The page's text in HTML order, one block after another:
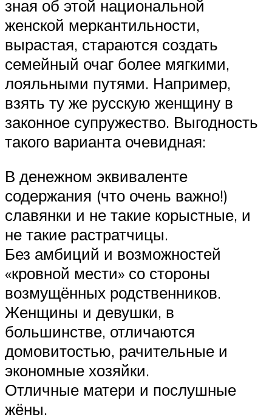
зная об этой национальной
женской меркантильности,
вырастая, стараются создать
семейный очаг более мягкими,
лояльными путями. Например,
взять ту же русскую женщину в
законное супружество. Выгодность
такого варианта очевидная:
В денежном эквиваленте
содержания (что очень важно!)
славянки и не такие корыстные, и
не такие растратчицы.
Без амбиций и возможностей
«кровной мести» со стороны
возмущённых родственников.
Женщины и девушки, в
большинстве, отличаются
домовитостью, рачительные и
экономные хозяйки.
Отличные матери и послушные
жёны.